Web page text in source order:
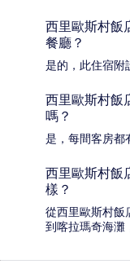
西里歐斯村飯
餐廳？
是的，此住宿附
西里歐斯村飯
嗎？
是，每間客房都
西里歐斯村飯
樣？
從西里歐斯村飯
到喀拉瑪奇海灘